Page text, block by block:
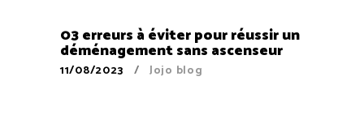
03 erreurs à éviter pour réussir un
déménagement sans ascenseur
11/08/2023 Jojo blog